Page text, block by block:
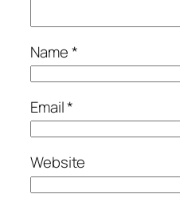
Name*
Email*
Website